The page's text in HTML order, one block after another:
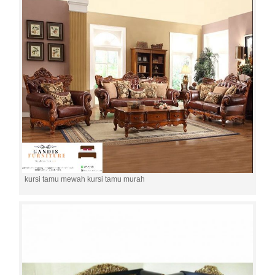
kursi tamu mewah kursi tamu murah